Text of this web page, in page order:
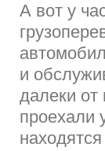
А вот у
и
далеки
проехали